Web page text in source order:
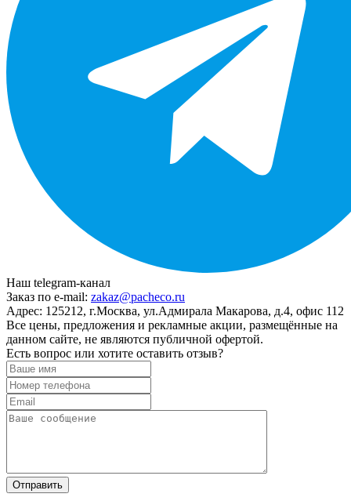
Наш telegram-канал
Заказ по e-mail: zakaz@pacheco.ru
Адрес: 125212, г.Москва, ул.Адмирала Макарова, д.4, офис 112
Все цены, предложения и рекламные акции, размещённые на
данном сайте, не являются публичной офертой.
Есть вопрос или хотите оставить отзыв?